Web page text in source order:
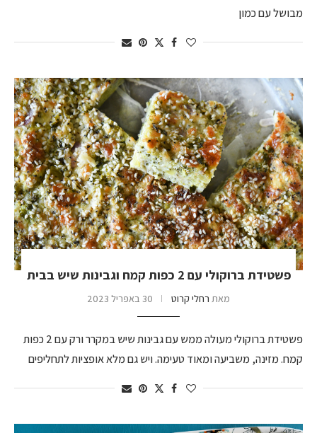
מבושל עם כמון
פשטידת ברוקולי עם 2 כפות קמח וגבינות שיש בבית
מאת רחלי קרוט 30 באפריל 2023
פשטידת ברוקולי מעולה ממש עם גבינות שיש במקרר ורק עם 2 כפות
קמח. מזינה, משביעה ומאוד טעימה. ויש גם מלא אופציות לתחליפים